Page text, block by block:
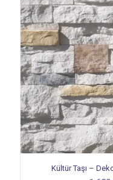
Kültür Taşı –